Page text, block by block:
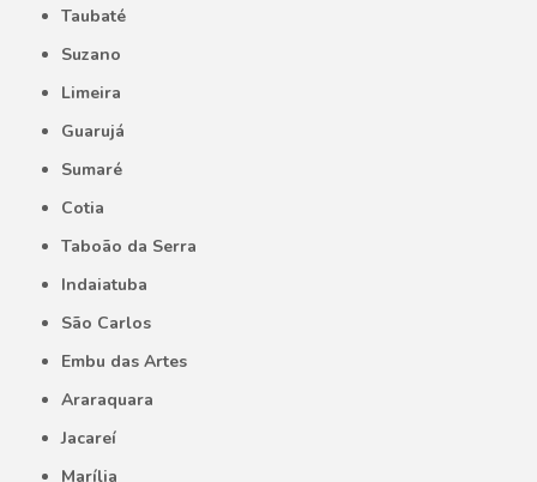
Taubaté
Suzano
Limeira
Guarujá
Sumaré
Cotia
Taboão da Serra
Indaiatuba
São Carlos
Embu das Artes
Araraquara
Jacareí
Marília